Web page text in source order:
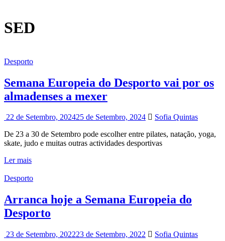
SED
Desporto
Semana Europeia do Desporto vai por os
almadenses a mexer
22 de Setembro, 202425 de Setembro, 2024
Sofia Quintas
De 23 a 30 de Setembro pode escolher entre pilates, natação, yoga,
skate, judo e muitas outras actividades desportivas
Ler mais
Desporto
Arranca hoje a Semana Europeia do
Desporto
23 de Setembro, 202223 de Setembro, 2022
Sofia Quintas